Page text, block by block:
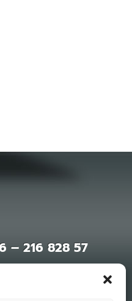
– 216 828 57